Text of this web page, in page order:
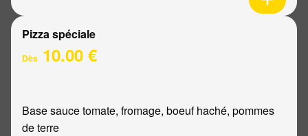
Pizza spéciale
Dès 10.00 €
Base sauce tomate, fromage, boeuf haché, pommes
de terre